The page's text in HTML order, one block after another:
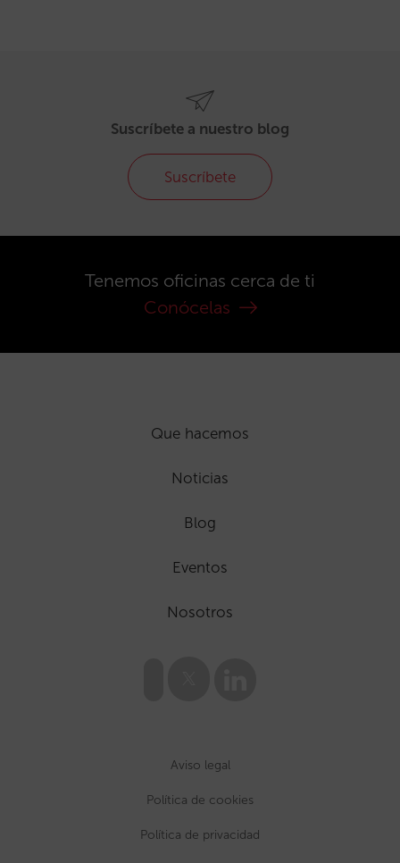
Suscríbete a nuestro blog
Suscríbete
Tenemos oficinas cerca de ti
Conócelas
Que hacemos
Noticias
Blog
Eventos
Nosotros
Aviso legal
Política de cookies
Política de privacidad